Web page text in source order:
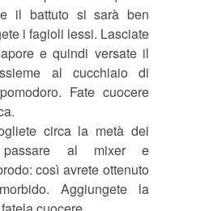
il battuto si saràben
i fagioli lessi. Lasciate
e quindi versate il
al cucchiaio di
Fate cuocere
circa la metàdei
al mixer e
così avrete ottenuto
Aggiungete la